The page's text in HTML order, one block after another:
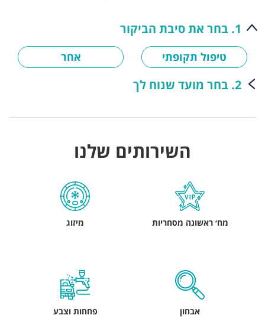
1. בחר את סיבת הביקור
טיפול תקופתי אחר
2. בחר מועד שנוח לך
השירותים שלנו
מח׳ ראשונה מסחריות מיזוג
אבחון פחחות וצבע